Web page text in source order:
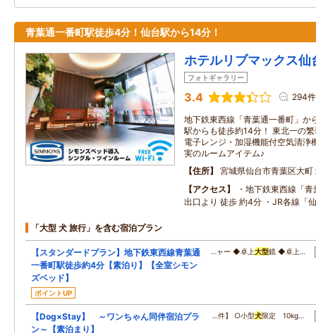
青葉通一番町駅徒歩4分！仙台駅から14分！
ホテルリブマックス仙
フォトギャラリー
3.4 294件
地下鉄東西線「青葉通一番町」か
駅からも徒歩約14分！ 東北一の
電子レンジ・加湿機能付空気清浄
実のルームアイテム♪
住所
宮城県仙台市青葉区大町
アクセス
・地下鉄東西線「
出口より 徒歩 約4分 ・JR各線「
「大型 犬 旅行」を含む宿泊プラン
【スタンダードプラン】地下鉄東西線青葉通
一番町駅徒歩約4分【素泊り】【全室シモン
ズベッド】
ポイントUP
…ャー ◆卓上大型鏡 ◆卓上…
【Dog×Stay】 ～ワンちゃん同伴宿泊プラ
ン～【素泊まり】
…件】 ○小型犬限定 10kg…